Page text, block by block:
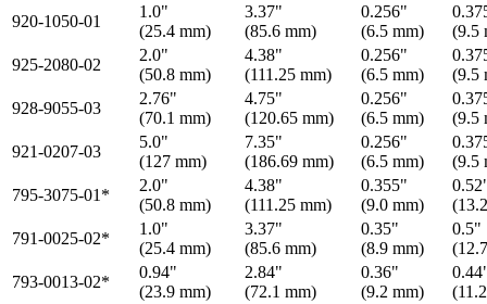
920-1050-01
1.0"
(25.4 mm)
3.37"
(85.6 mm)
0.256"
(6.5 mm)
(9.5
925-2080-02
2.0"
(50.8 mm)
4.38"
(111.25 mm)
0.256"
(6.5 mm)
(9.5
928-9055-03
2.76"
(70.1 mm)
4.75"
(120.65 mm)
0.256"
(6.5 mm)
(9.5
921-0207-03
5.0"
(127 mm)
7.35"
(186.69 mm)
0.256"
(6.5 mm)
(9.5
795-3075-01*
2.0"
(50.8 mm)
4.38"
(111.25 mm)
0.355"
(9.0 mm)
791-0025-02*
1.0"
(25.4 mm)
3.37"
(85.6 mm)
0.35"
(8.9 mm)
0.5"
793-0013-02*
0.94"
(23.9 mm)
2.84"
(72.1 mm)
0.36"
(9.2 mm)